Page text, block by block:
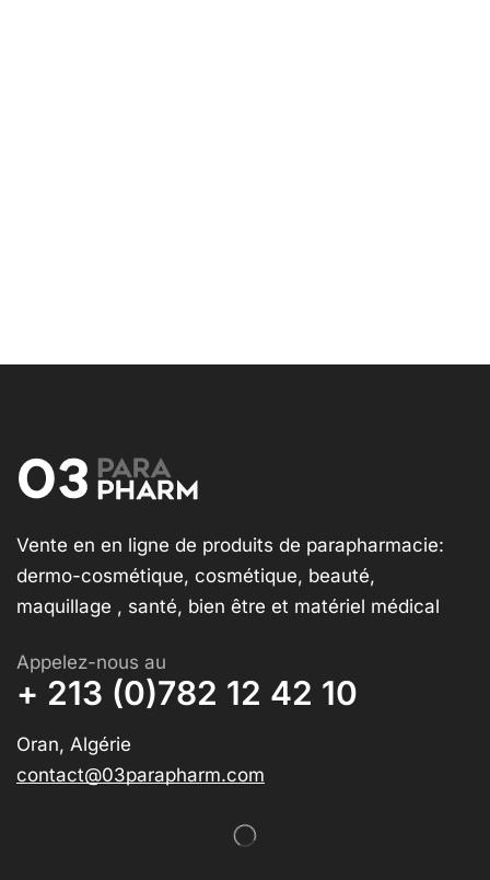
Vente en en ligne de produits de parapharmacie:
dermo-cosmétique, cosmétique, beauté,
maquillage , santé, bien être et matériel médical
Appelez-nous au
+ 213 (0)782 12 42 10
Oran, Algérie
contact@03parapharm.com